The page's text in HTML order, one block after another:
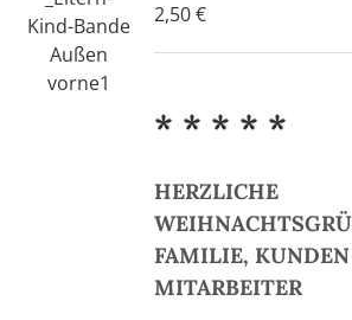
2,50€
* * * * *
HERZLICHE
FAMILIE,
MITARBEITER